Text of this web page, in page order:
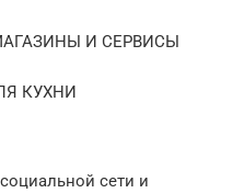
И СЕРВИСЫ
КУХНИ
сети и